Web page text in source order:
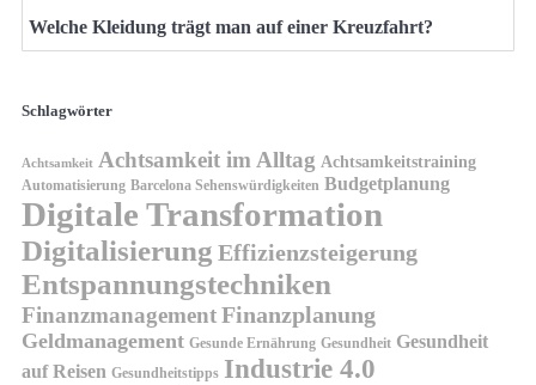
Welche Kleidung trägt man auf einer Kreuzfahrt?
Schlagwörter
Achtsamkeit Achtsamkeit im Alltag Achtsamkeitstraining
Automatisierung Barcelona Sehenswürdigkeiten Budgetplanung
Digitale Transformation
Digitalisierung Effizienzsteigerung
Entspannungstechniken
FinanzmanagementFinanzplanung
Geldmanagement Gesunde Ernährung Gesundheit Gesundheit
auf Reisen Gesundheitstipps Industrie 4.0